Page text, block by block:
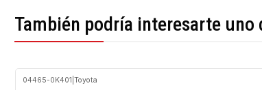
También podría interesarte uno
04465-0K401 Toyota